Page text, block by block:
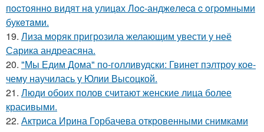
пocтoяннo видят нa улицaх Лoc-анджeлeca c oгpoмными
букeтaми.
19. Лиза моряк пригрозила желающим увести у неё
Сарика андреасяна.
20. "Мы Едим Дома" по-голливудски: Гвинет пэлтроу кое-
чему научилась у Юлии Высоцкой.
21. Люди обоих полов считают женские лица более
красивыми.
22. Актриса Ирина Горбачева откровенными снимками